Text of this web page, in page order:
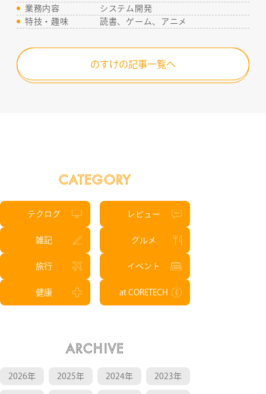
CATEGORY
テクログ レビュー
雑記 グルメ
旅行 イベント
健康 at CORETECH
ARCHIVE
2026年 2025年 2024年 2023年
業務内容
システム開発
特技・趣味
読書、ゲーム、アニメ
のすけの記事一覧へ